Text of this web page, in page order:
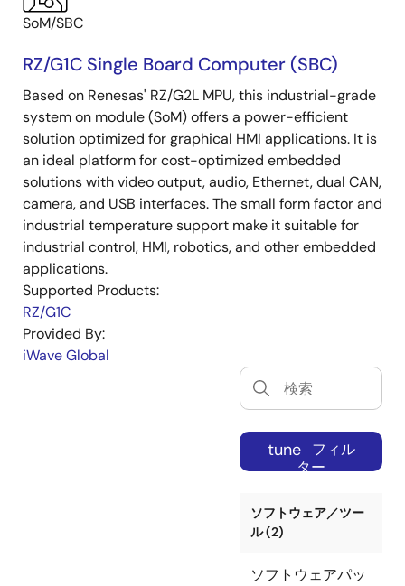
SoM/SBC
RZ/G1C Single Board Computer (SBC)
Based on Renesas' RZ/G2L MPU, this industrial-grade
system on module (SoM) offers a power-efficient
solution optimized for graphical HMI applications. It is
an ideal platform for cost-optimized embedded
solutions with video output, audio, Ethernet, dual CAN,
camera, and USB interfaces. The small form factor and
industrial temperature support make it suitable for
industrial control, HMI, robotics, and other embedded
applications.
Supported Products:
RZ/G1C
Provided By:
iWave Global
tune
フィル
ター
ソフトウェア／ツー
ル (2)
ソフトウェアパッ